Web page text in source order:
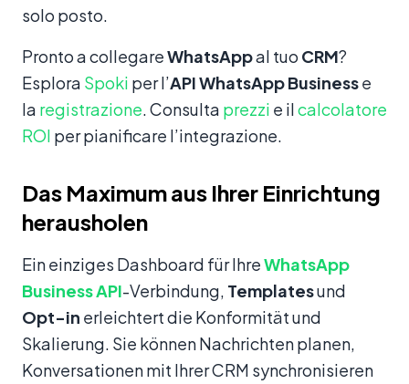
solo posto.
Pronto a collegareWhatsAppal tuo CRM?
Esplora Spoki per l’API WhatsApp Businesse
la registrazione. Consulta prezzi e ilcalcolatore
ROI per pianificare l’integrazione.
Das Maximum aus Ihrer Einrichtung
herausholen
Ein einziges Dashboard für IhreWhatsApp
Business API-Verbindung, Templatesund
Opt-in erleichtert die Konformität und
Skalierung. Sie können Nachrichten planen,
Konversationen mit Ihrer CRM synchronisieren